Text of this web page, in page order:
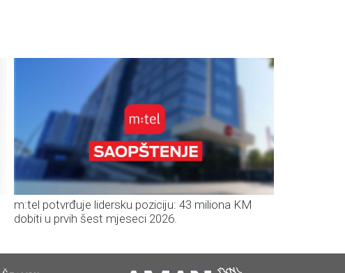
m:tel potvrđuje lidersku poziciju: 43 miliona KM
dobiti u prvih šest mjeseci 2026.